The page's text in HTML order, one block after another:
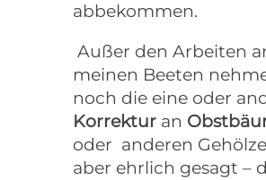
abbekommen.
Außer den Arbeiten
meinen Beeten
noch die eine oder
Korrekturan
oder anderen
aber ehrlich gesagt –